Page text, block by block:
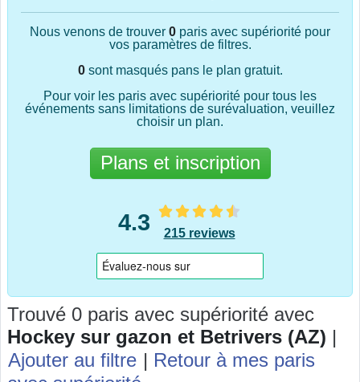
Nous venons de trouver 0 paris avec supériorité pour
vos paramètres de filtres.
0sont masqués pans le plan gratuit.
Pour voir les paris avec supériorité pour tous les
événements sans limitations de surévaluation, veuillez
choisir un plan.
Plans et inscription
4.3 215 reviews
Trouvé 0 paris avec supériorité avec
Hockey sur gazon et Betrivers (AZ) |
Ajouter au filtre | Retour à mes paris